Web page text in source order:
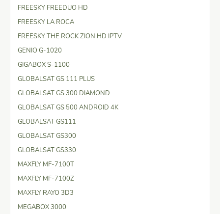
FREESKY FREEDUO HD
FREESKY LA ROCA
FREESKY THE ROCK ZION HD IPTV
GENIO G-1020
GIGABOX S-1100
GLOBALSAT GS 111 PLUS
GLOBALSAT GS 300 DIAMOND
GLOBALSAT GS 500 ANDROID 4K
GLOBALSAT GS111
GLOBALSAT GS300
GLOBALSAT GS330
MAXFLY MF-7100T
MAXFLY MF-7100Z
MAXFLY RAYO 3D3
MEGABOX 3000